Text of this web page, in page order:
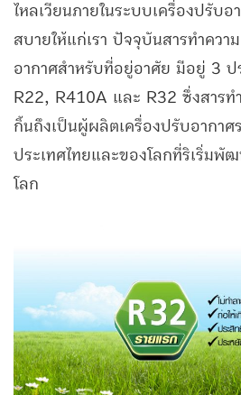
ไหลเวียนภายในระบบเครื่องปรับอ
สบายให้แก่เรา ปัจจุบันสารทำควา
อากาศสำหรับที่อยู่อาศัย มีอยู่ 3 ป
R22, R410A และ R32 ซึ่งสารท
กิ้นถึงเป็นผู้ผลิตเครื่องปรับอากาศ
ประเทศไทยและของโลกที่ริเริ่มพัฒ
โลก